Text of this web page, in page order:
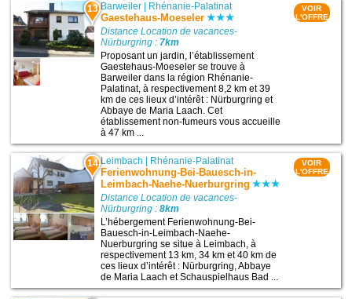
13 Barweiler Rhénanie-Palatinat
Gaestehaus-Moeseler
Distance Location de vacances-
Nürburgring : 7km
Proposant un jardin, l’établissement
Gaestehaus-Moeseler se trouve à
Barweiler dans la région Rhénanie-
Palatinat, à respectivement 8,2 km et 39
km de ces lieux d’intérêt : Nürburgring et
Abbaye de Maria Laach. Cet
établissement non-fumeurs vous accueille
à 47 km ...
VOIR
L'OFFRE
14 Leimbach Rhénanie-Palatinat
Ferienwohnung-Bei-Bauesch-in-
Leimbach-Naehe-Nuerburgring
Distance Location de vacances-
Nürburgring :8km
L’hébergement Ferienwohnung-Bei-
Bauesch-in-Leimbach-Naehe-
Nuerburgring se situe à Leimbach, à
respectivement 13 km, 34 km et 40 km de
ces lieux d’intérêt : Nürburgring, Abbaye
de Maria Laach et Schauspielhaus Bad ...
VOIR
L'OFFRE